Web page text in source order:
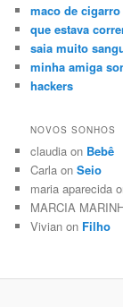
maco de cigarro
que estava
saia muito
minha amiga
hackers
NOVOS SONHOS
claudia on Bebê
Carla onSeio
maria aparecida
MARCIA
Vivian on Filho